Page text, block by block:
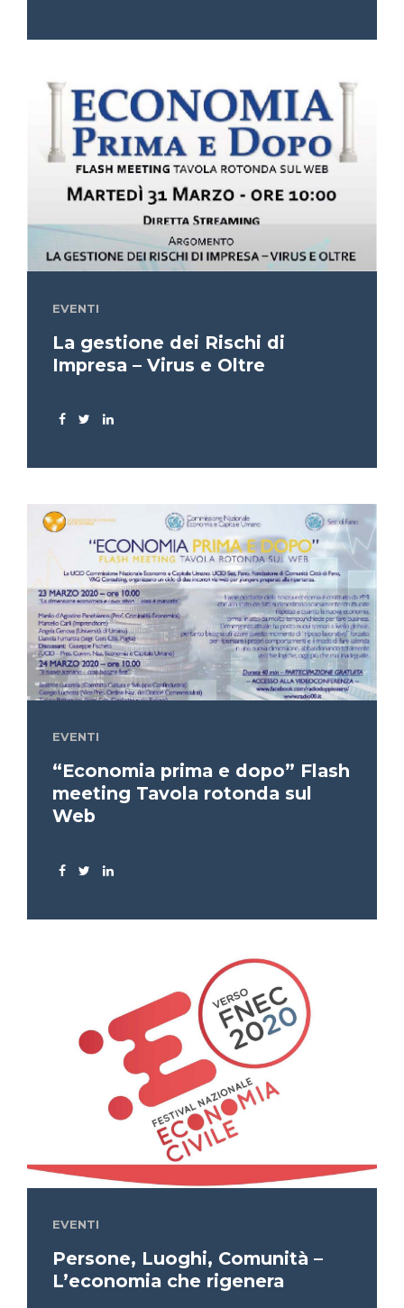
EVENTI
La gestione dei Rischi di
Impresa – Virus e Oltre
EVENTI
“Economia prima e dopo” Flash
meeting Tavola rotonda sul
Web
EVENTI
Persone, Luoghi, Comunità –
L’economia che rigenera